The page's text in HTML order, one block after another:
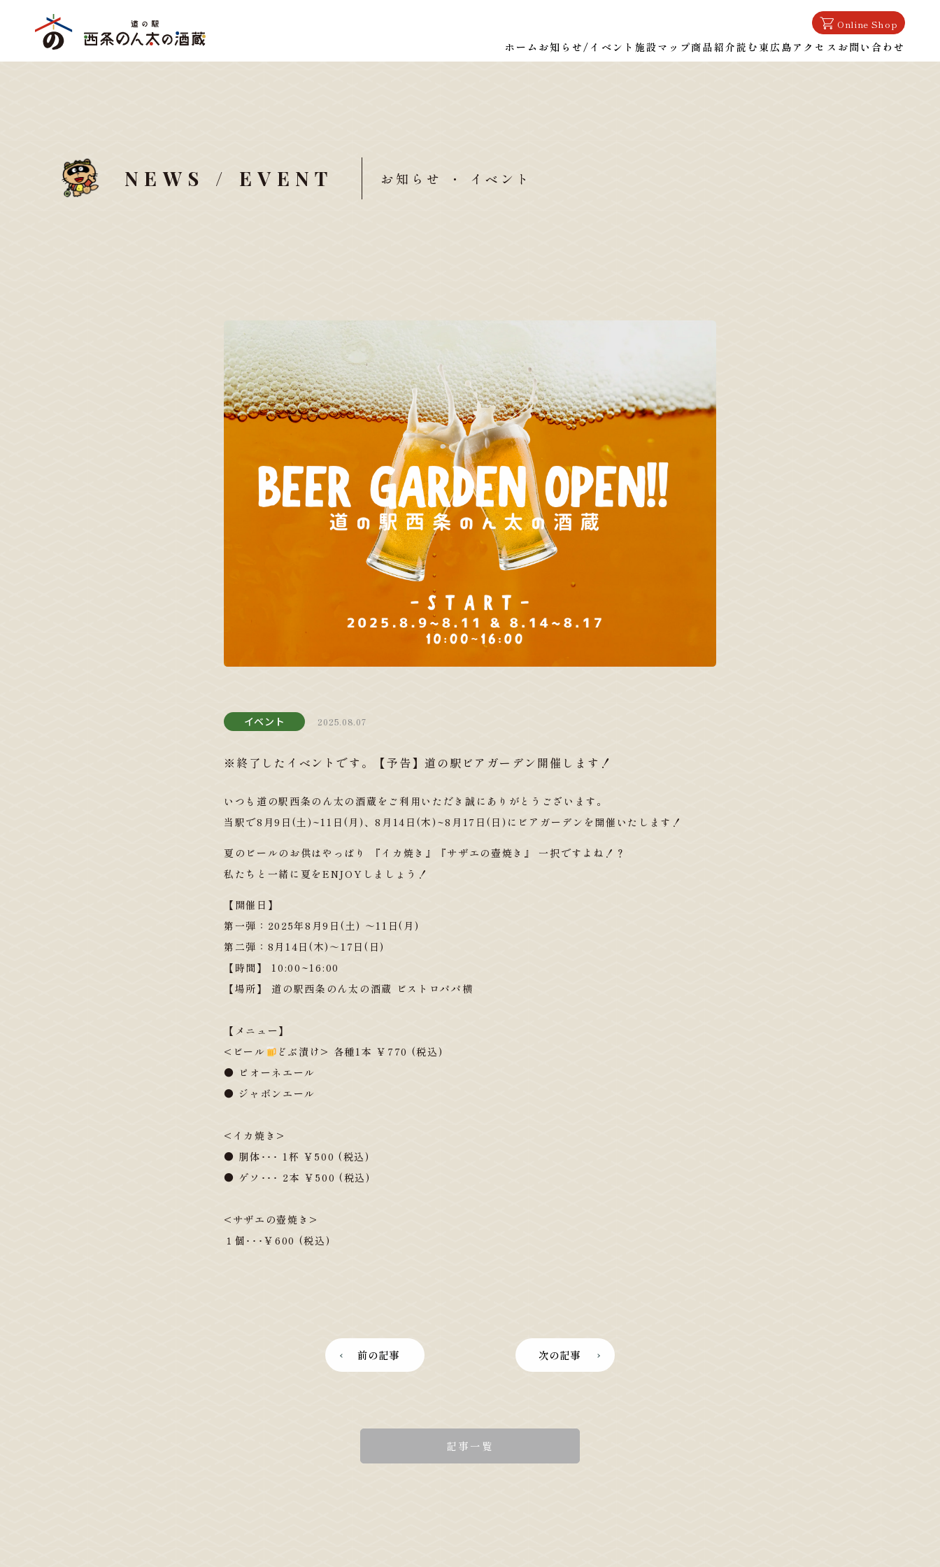
ホーム お知らせ/イベント 施設マップ商品紹介読む東広島 アクセス お問い合わせ
Online Shop
NEWS / EVENT お知らせ ・ イベント
イベント 2025.08.07
※終了したイベントです。【予告】道の駅ビアガーデン開催します！
いつも道の駅西条のん太の酒蔵をご利用いただき誠にありがとうございます。
当駅で8月9日(土)~11日(月)、8月14日(木)~8月17日(日)にビアガーデンを開催いたします！
夏のビールのお供はやっぱり 『イカ焼き』『サザエの壺焼き』 一択ですよね！？
私たちと一緒に夏をENJOYしましょう！
【開催日】
第一弾：2025年8月9日(土) ～11日(月)
第二弾：8月14日(木)～17日(日)
【時間】 10:00~16:00
【場所】 道の駅西条のん太の酒蔵 ビストロパパ横
【メニュー】
<ビール
どぶ漬け> 各種1本 ￥770 (税込)
● ピオーネエール
● ジャボンエール
<イカ焼き>
● 胴体･･･ 1杯 ￥500 (税込)
● ゲソ･･･ 2本 ￥500 (税込)
<サザエの壺焼き>
１個･･･￥600 (税込)
前の記事 次の記事
記事一覧